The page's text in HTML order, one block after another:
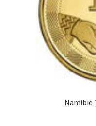
Namibië